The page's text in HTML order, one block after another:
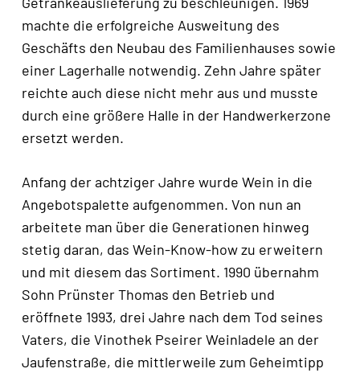
machte die erfolgreiche Ausweitung des
Geschäfts den Neubau des Familienhauses sowie
einer Lagerhalle notwendig. Zehn Jahre später
reichte auch diese nicht mehr aus und musste
durch eine größere Halle in der Handwerkerzone
ersetzt werden.
Anfang der achtziger Jahre wurde Wein in die
Angebotspalette aufgenommen. Von nun an
arbeitete man über die Generationen hinweg
stetig daran, das Wein-Know-how zu erweitern
und mit diesem das Sortiment. 1990 übernahm
Sohn Prünster Thomas den Betrieb und
eröffnete 1993, drei Jahre nach dem Tod seines
Vaters, die Vinothek Pseirer Weinladele an der
Jaufenstraße, die mittlerweile zum Geheimtipp